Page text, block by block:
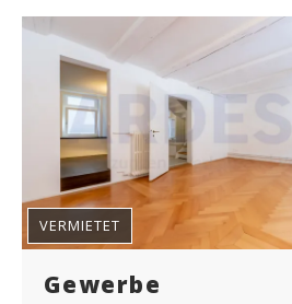
Gewerbe
VERMIETET